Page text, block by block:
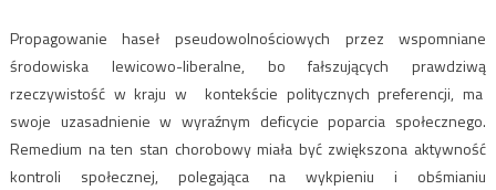
Propagowanie haseł pseudowolnościowych przez wspomniane
środowiska lewicowo-liberalne, bo fałszujących prawdziwą
rzeczywistość w kraju w kontekście politycznych preferencji, ma
swoje uzasadnienie w wyraźnym deficycie poparcia społecznego.
Remedium na ten stan chorobowy miała być zwiększona aktywność
kontroli społecznej, polegająca na wykpieniu i obśmianiu